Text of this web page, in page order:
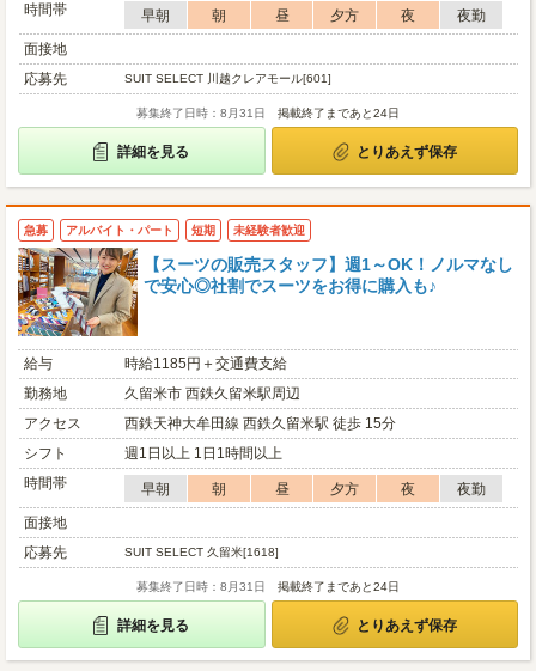
時間帯
早朝 朝 昼 夕方 夜
夜勤
面接地
応募先
SUIT SELECT 川越クレアモール[601]
募集終了日時：8月31日 掲載終了まであと24日
詳細を見る とりあえず保存
急募 アルバイト・パート 短期 未経験者歓迎
【スーツの販売スタッフ】週1～OK！ノルマなし
で安心◎社割でスーツをお得に購入も♪
給与
時給1185円＋交通費支給
勤務地
久留米市 西鉄久留米駅周辺
アクセス
西鉄天神大牟田線 西鉄久留米駅 徒歩 15分
シフト
週1日以上 1日1時間以上
時間帯
早朝 朝 昼 夕方 夜
夜勤
面接地
応募先
SUIT SELECT 久留米[1618]
募集終了日時：8月31日 掲載終了まであと24日
詳細を見る とりあえず保存